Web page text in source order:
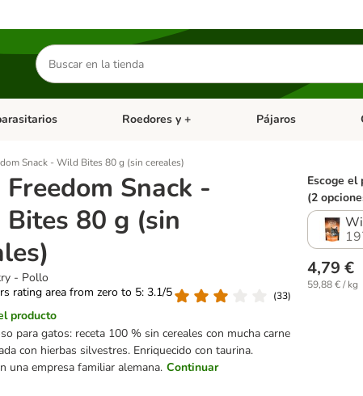
Buscar
productos
categoria abierto: Dieta Vet.Menú de categoria abierto: Antiparasitarios
Roedores y + Menú de categoria
Pájaros
Snack - Wild Bites 80 g (sin cereales)
Snack -
80 g (sin
- Pollo
rating area from zero to 5: 3.1/5
(33)
producto
para gatos: receta 100 % sin cereales con mucha carne
con hierbas silvestres. Enriquecido con taurina.
una empresa familiar alemana. Continuar
Escoge el
(2
4,79 €
59,88 € / kg